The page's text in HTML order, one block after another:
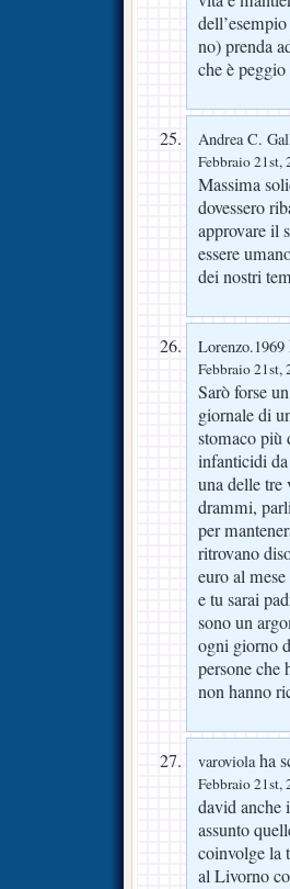
no) prenda
che è
Andrea C.
Febbraio 21st,
Massima
dovessero
approvare il
essere
dei nostri
Lorenzo.1969
Febbraio 21st,
Sarò forse
giornale di
stomaco più
infanticidi
una delle
drammi,
per
ritrovano
euro al
e tu sarai
sono un
ogni giorno
persone che
non hanno
varoviolaha
Febbraio 21st,
david anche
assunto
coinvolge la
al Livorno